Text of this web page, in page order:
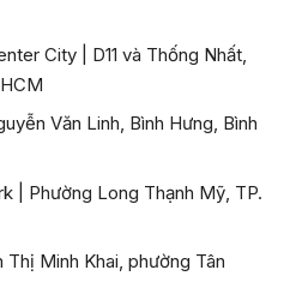
City | D11 và Thống Nhất,
Văn Linh, Bình Hưng, Bình
| Phường Long Thạnh Mỹ, TP.
Minh Khai, phường Tân